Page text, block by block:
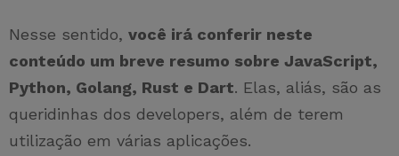
Nesse sentido, você irá conferir neste
conteúdo um breve resumo sobre JavaScript,
Python, Golang, Rust e Dart. Elas, aliás, são as
queridinhas dos developers, além de terem
utilização em várias aplicações.